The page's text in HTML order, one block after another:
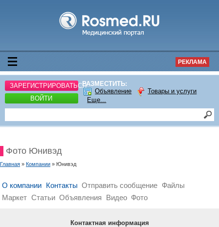
РЕКЛАМА
ЗАРЕГИСТРИРОВАТЬСЯ
ВОЙТИ
РАЗМЕСТИТЬ:
Объявление
Товары и услуги
Еще...
Фото Юнивэд
Главная » Компании » Юнивэд
О компании Контакты Отправить сообщение Файлы
Маркет Статьи Объявления Видео Фото
Контактная информация